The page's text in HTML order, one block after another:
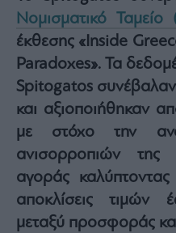
Les
Bons
Vivants
Auto
Life
Style
Υγεία
Architecture
&
Design
Fashion
Νομισματικό
έκθεσης «Inside
Paradoxes». Τα
Spitogatos
και αξιοποιήθηκαν
με στόχο την
ανισορροπιών της
αγοράς καλύπτοντας
αποκλίσεις τιμών
μεταξύ προσφοράς